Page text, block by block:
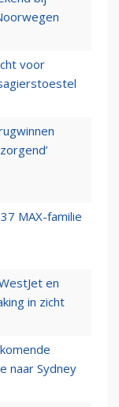
voor
MAX-familie
en
in zicht
naar Sydney